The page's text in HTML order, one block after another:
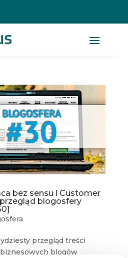
bez sensu i Customer
blogosfery
przegląd treści
blogów